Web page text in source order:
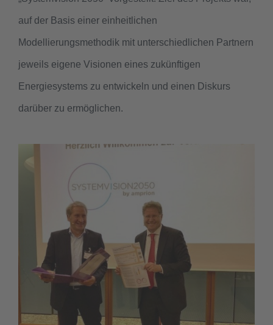
auf der Basis einer einheitlichen
Modellierungsmethodik mit unterschiedlichen Partnern
jeweils eigene Visionen eines zukünftigen
Energiesystems zu entwickeln und einen Diskurs
darüber zu ermöglichen.